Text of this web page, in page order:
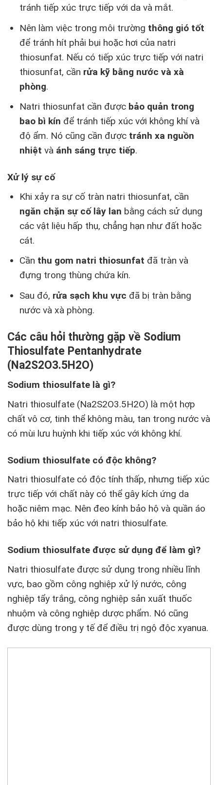
tránh tiếp xúc trực tiếp với da và mắt.
Nên làm việc trong môi trường thông gió tốt
để tránh hít phải bụi hoặc hơi của natri
thiosunfat. Nếu có tiếp xúc trực tiếp với natri
thiosunfat, cần rửa kỹ bằng nước và xà
phòng.
Natri thiosunfat cần được bảo quản trong
bao bì kín để tránh tiếp xúc với không khí và
độ ẩm. Nó cũng cần được tránh xa nguồn
nhiệt và ánh sáng trực tiếp.
Xử lý sự cố
Khi xảy ra sự cố tràn natri thiosunfat, cần
ngăn chặn sự cố lây lan bằng cách sử dụng
các vật liệu hấp thụ, chẳng hạn như đất hoặc
cát.
Cần thu gom natri thiosunfat đã tràn và
đựng trong thùng chứa kín.
Sau đó, rửa sạch khu vực đã bị tràn bằng
nước và xà phòng.
Các câu hỏi thường gặp về Sodium
Thiosulfate Pentanhydrate
(Na2S2O3.5H2O)
Sodium thiosulfate là gì?
Natri thiosulfate (Na2S2O3.5H2O) là một hợp
chất vô cơ, tinh thể không màu, tan trong nước và
có mùi lưu huỳnh khi tiếp xúc với không khí.
Sodium thiosulfate có độc không?
Natri thiosulfate có độc tính thấp, nhưng tiếp xúc
trực tiếp với chất này có thể gây kích ứng da
hoặc niêm mạc. Nên đeo kính bảo hộ và quần áo
bảo hộ khi tiếp xúc với natri thiosulfate.
Sodium thiosulfate được sử dụng để làm gì?
Natri thiosulfate được sử dụng trong nhiều lĩnh
vực, bao gồm công nghiệp xử lý nước, công
nghiệp tẩy trắng, công nghiệp sản xuất thuốc
nhuộm và công nghiệp dược phẩm. Nó cũng
được dùng trong y tế để điều trị ngộ độc xyanua.